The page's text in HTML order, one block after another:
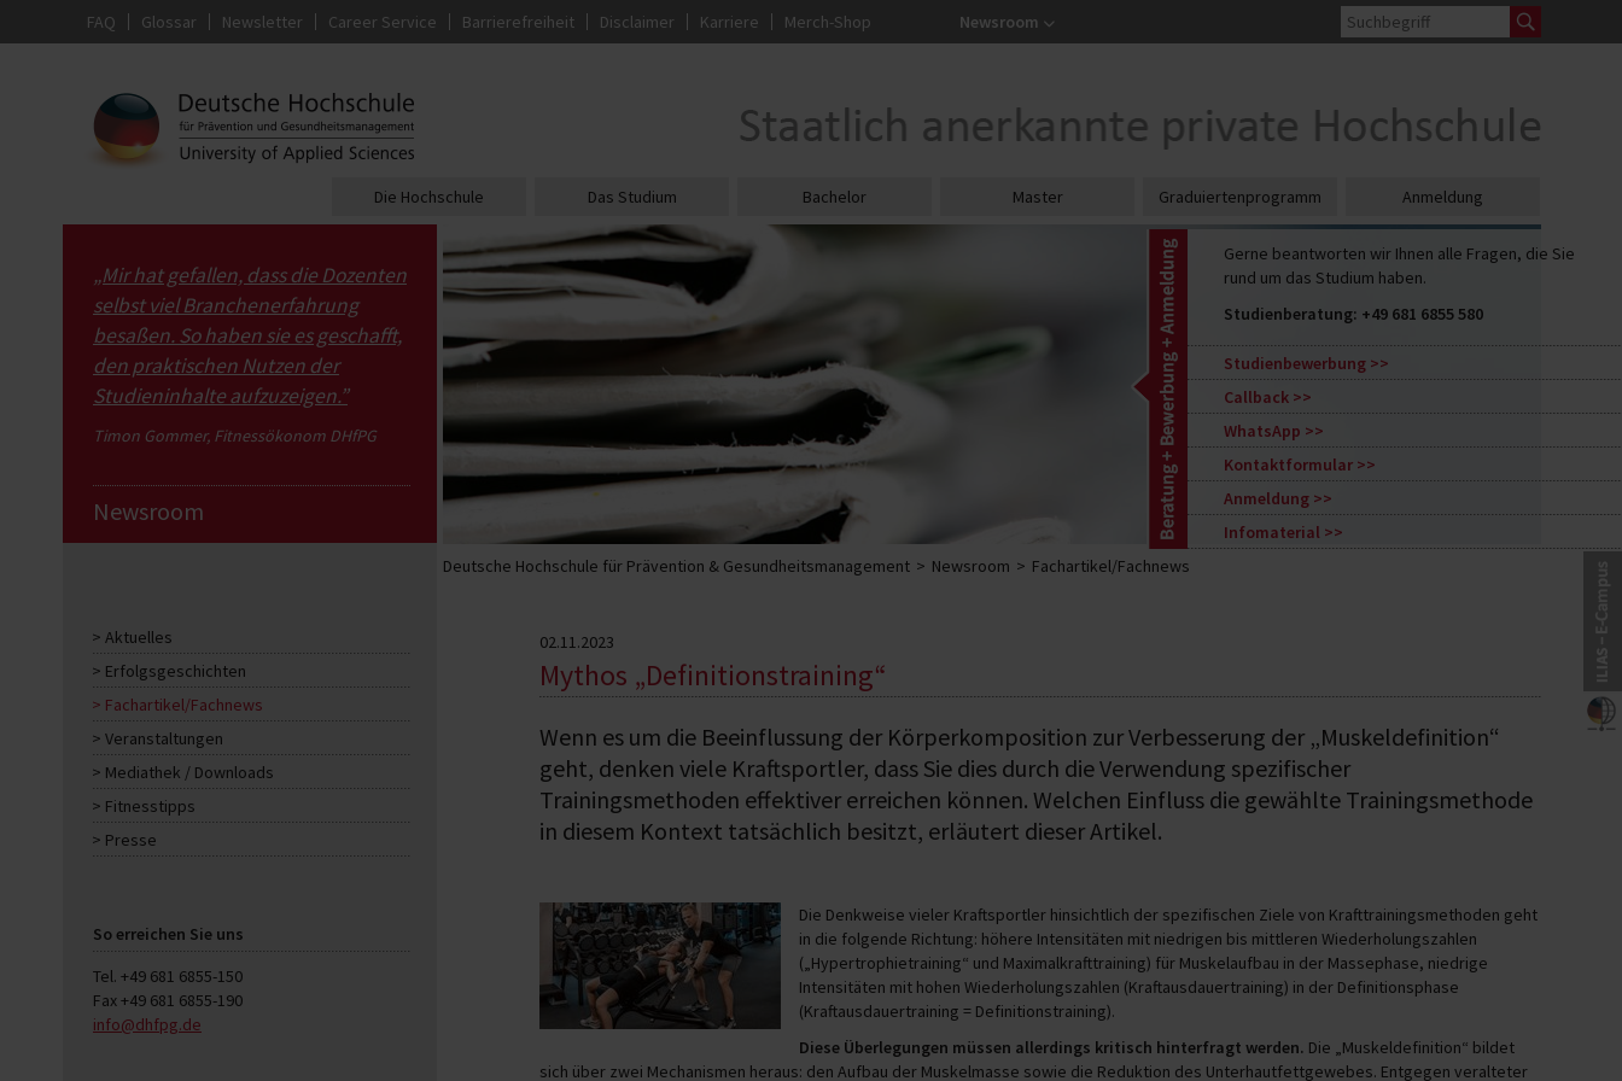
Gerne beantworten wir Ihnen alle Fragen, die Sie
rund um das Studium haben.
Studienberatung: +49 681 6855 580
Studienbewerbung
Callback
WhatsApp
Kontaktformular
Anmeldung
Infomaterial
FAQ Glossar Newsletter Career Service Barrierefreiheit Disclaimer Karriere Merch-Shop Newsroom
Die Hochschule Das Studium Bachelor Master Graduiertenprogramm Anmeldung
„Mir hat gefallen, dass die Dozenten
selbst viel Branchenerfahrung
besaßen. So haben sie es geschafft,
den praktischen Nutzen der
Studieninhalte aufzuzeigen.”
Timon Gommer, Fitnessökonom DHfPG
Newsroom
Aktuelles
Erfolgsgeschichten
Fachartikel/Fachnews
Veranstaltungen
Mediathek / Downloads
Fitnesstipps
Presse
So erreichen Sie uns
Tel. +49 681 6855-150
Fax +49 681 6855-190
info@dhfpg.de
Deutsche Hochschule für Prävention & Gesundheitsmanagement Newsroom Fachartikel/Fachnews
02.11.2023
Mythos „Definitionstraining“
Wenn es um die Beeinflussung der Körperkomposition zur Verbesserung der „Muskeldefinition“
geht, denken viele Kraftsportler, dass Sie dies durch die Verwendung spezifischer
Trainingsmethoden effektiver erreichen können. Welchen Einfluss die gewählte Trainingsmethode
in diesem Kontext tatsächlich besitzt, erläutert dieser Artikel.
Die Denkweise vieler Kraftsportler hinsichtlich der spezifischen Ziele von Krafttrainingsmethoden geht
in die folgende Richtung: höhere Intensitäten mit niedrigen bis mittleren Wiederholungszahlen
(„Hypertrophietraining“ und Maximalkrafttraining) für Muskelaufbau in der Massephase, niedrige
Intensitäten mit hohen Wiederholungszahlen (Kraftausdauertraining) in der Definitionsphase
(Kraftausdauertraining = Definitionstraining).
Diese Überlegungen müssen allerdings kritisch hinterfragt werden. Die „Muskeldefinition“ bildet
sich über zwei Mechanismen heraus: den Aufbau der Muskelmasse sowie die Reduktion des Unterhautfettgewebes. Entgegen veralteter